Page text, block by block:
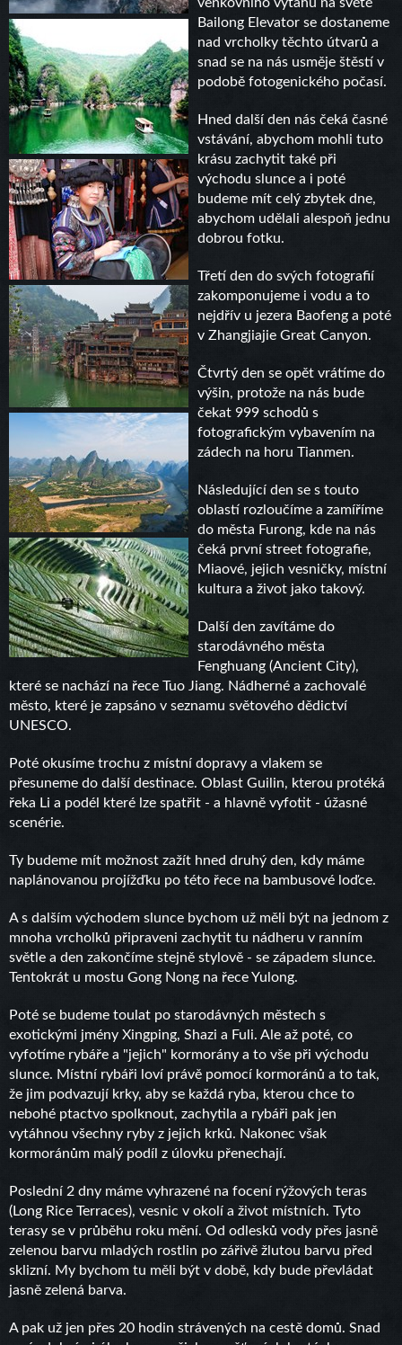
Bailong Elevator se dostaneme
nad vrcholky těchto útvarů a
snad se na nás usměje štěstí v
podobě fotogenického počasí.
Hned další den nás čeká časné
vstávání, abychom mohli tuto
krásu zachytit také při
východu slunce a i poté
budeme mít celý zbytek dne,
abychom udělali alespoň jednu
dobrou fotku.
Třetí den do svých fotografií
zakomponujeme i vodu a to
nejdřív u jezera Baofeng a poté
v Zhangjiajie Great Canyon.
Čtvrtý den se opět vrátíme do
výšin, protože na nás bude
čekat 999 schodů s
fotografickým vybavením na
zádech na horu Tianmen.
Následující den se s touto
oblastí rozloučíme a zamíříme
do města Furong, kde na nás
čeká první street fotografie,
Miaové, jejich vesničky, místní
kultura a život jako takový.
Další den zavítáme do
starodávného města
Fenghuang (Ancient City),
které se nachází na řece Tuo Jiang. Nádherné a zachovalé
město, které je zapsáno v seznamu světového dědictví
UNESCO.
Poté okusíme trochu z místní dopravy a vlakem se
přesuneme do další destinace. Oblast Guilin, kterou protéká
řeka Li a podél které lze spatřit - a hlavně vyfotit - úžasné
scenérie.
Ty budeme mít možnost zažít hned druhý den, kdy máme
naplánovanou projížďku po této řece na bambusové loďce.
A s dalším východem slunce bychom už měli být na jednom z
mnoha vrcholků připraveni zachytit tu nádheru v ranním
světle a den zakončíme stejně stylově - se západem slunce.
Tentokrát u mostu Gong Nong na řece Yulong.
Poté se budeme toulat po starodávných městech s
exotickými jmény Xingping, Shazi a Fuli. Ale až poté, co
vyfotíme rybáře a "jejich" kormorány a to vše při východu
slunce. Místní rybáři loví právě pomocí kormoránů a to tak,
že jim podvazují krky, aby se každá ryba, kterou chce to
nebohé ptactvo spolknout, zachytila a rybáři pak jen
vytáhnou všechny ryby z jejich krků. Nakonec však
kormoránům malý podíl z úlovku přenechají.
Poslední 2 dny máme vyhrazené na focení rýžových teras
(Long Rice Terraces), vesnic v okolí a život místních. Tyto
terasy se v průběhu roku mění. Od odlesků vody přes jasně
zelenou barvu mladých rostlin po zářivě žlutou barvu před
sklizní. My bychom tu měli být v době, kdy bude převládat
jasně zelená barva.
A pak už jen přes 20 hodin strávených na cestě domů. Snad